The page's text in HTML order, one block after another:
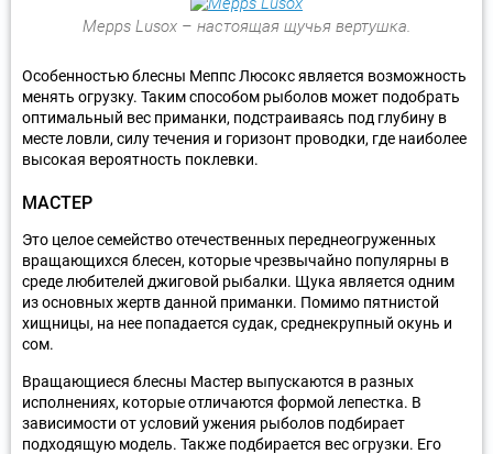
Mepps Lusox – настоящая щучья вертушка.
Особенностью блесны Меппс Люсокс является возможность
менять огрузку. Таким способом рыболов может подобрать
оптимальный вес приманки, подстраиваясь под глубину в
месте ловли, силу течения и горизонт проводки, где наиболее
высокая вероятность поклевки.
МАСТЕР
Это целое семейство отечественных переднеогруженных
вращающихся блесен, которые чрезвычайно популярны в
среде любителей джиговой рыбалки. Щука является одним
из основных жертв данной приманки. Помимо пятнистой
хищницы, на нее попадается судак, среднекрупный окунь и
сом.
Вращающиеся блесны Мастер выпускаются в разных
исполнениях, которые отличаются формой лепестка. В
зависимости от условий ужения рыболов подбирает
подходящую модель. Также подбирается вес огрузки. Его